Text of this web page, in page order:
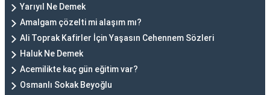
Yarıyıl Ne Demek
Amalgam çözelti mi alaşım mı?
Ali Toprak Kafirler İçin Yaşasın Cehennem Sözleri
Haluk Ne Demek
Acemilikte kaç gün eğitim var?
Osmanlı Sokak Beyoğlu